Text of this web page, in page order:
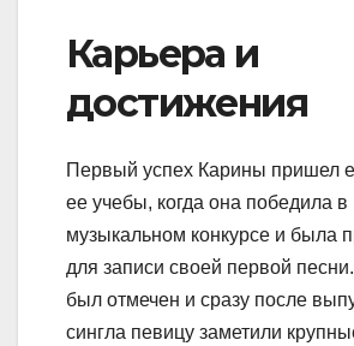
Карьера и
достижения
Первый успех Карины пришел
ее учебы, когда она победила в
музыкальном конкурсе и была
для записи своей первой
был отмечен и сразу после
сингла певицу заметили